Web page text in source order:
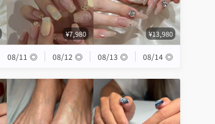
¥7,980 ¥13,980
08/11 ◎ 08/12 ◎ 08/13 ◎ 08/14 ◎